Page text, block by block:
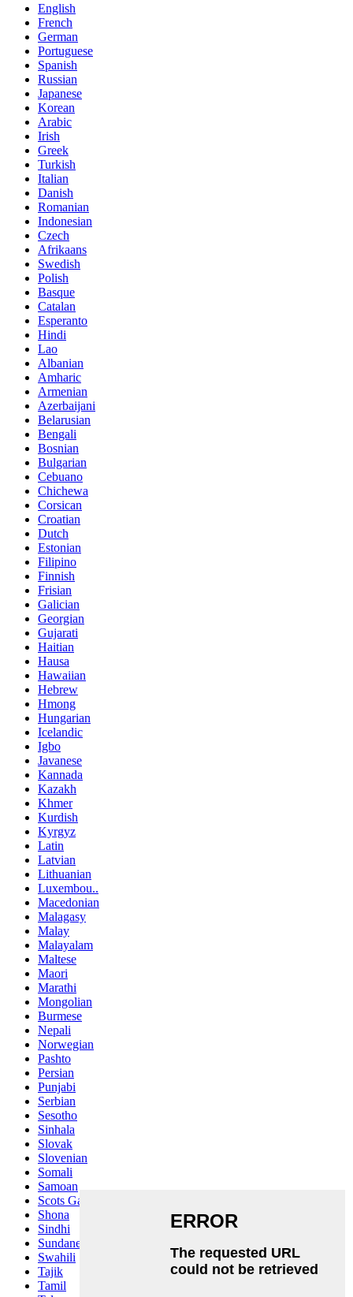
English
French
German
Portuguese
Spanish
Russian
Japanese
Korean
Arabic
Irish
Greek
Turkish
Italian
Danish
Romanian
Indonesian
Czech
Afrikaans
Swedish
Polish
Basque
Catalan
Esperanto
Hindi
Lao
Albanian
Amharic
Armenian
Azerbaijani
Belarusian
Bengali
Bosnian
Bulgarian
Cebuano
Chichewa
Corsican
Croatian
Dutch
Estonian
Filipino
Finnish
Frisian
Galician
Georgian
Gujarati
Haitian
Hausa
Hawaiian
Hebrew
Hmong
Hungarian
Icelandic
Igbo
Javanese
Kannada
Kazakh
Khmer
Kurdish
Kyrgyz
Latin
Latvian
Lithuanian
Luxembou..
Macedonian
Malagasy
Malay
Malayalam
Maltese
Maori
Marathi
Mongolian
Burmese
Nepali
Norwegian
Pashto
Persian
Punjabi
Serbian
Sesotho
Sinhala
Slovak
Slovenian
Somali
Samoan
Scots Gaelic
Shona
Sindhi
Sundanese
Swahili
Tajik
Tamil